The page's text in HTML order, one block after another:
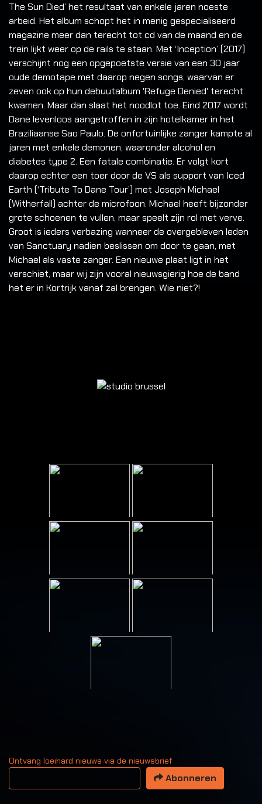
The Sun Died’ het resultaat van enkele jaren noeste
arbeid. Het album schopt het in menig gespecialiseerd
magazine meer dan terecht tot cd van de maand en de
trein lijkt weer op de rails te staan. Met ‘Inception’ (2017)
verschijnt nog een opgepoetste versie van een 30 jaar
oude demotape met daarop negen songs, waarvan er
zeven ook op hun debuutalbum 'Refuge Denied' terecht
kwamen. Maar dan slaat het noodlot toe. Eind 2017 wordt
Dane levenloos aangetroffen in zijn hotelkamer in het
Braziliaanse Sao Paulo. De onfortuinlijke zanger kampte al
jaren met enkele demonen, waaronder alcohol en
diabetes type 2. Een fatale combinatie. Er volgt kort
daarop echter een toer door de VS als support van Iced
Earth (‘Tribute To Dane Tour’) met Joseph Michael
(Witherfall) achter de microfoon. Michael heeft bijzonder
grote schoenen te vullen, maar speelt zijn rol met verve.
Groot is ieders verbazing wanneer de overgebleven leden
van Sanctuary nadien beslissen om door te gaan, met
Michael als vaste zanger. Een nieuwe plaat ligt in het
verschiet, maar wij zijn vooral nieuwsgierig hoe de band
het er in Kortrijk vanaf zal brengen. Wie niet?!
Ontvang loeihard nieuws via de nieuwsbrief
Uw email adres
Abonneren